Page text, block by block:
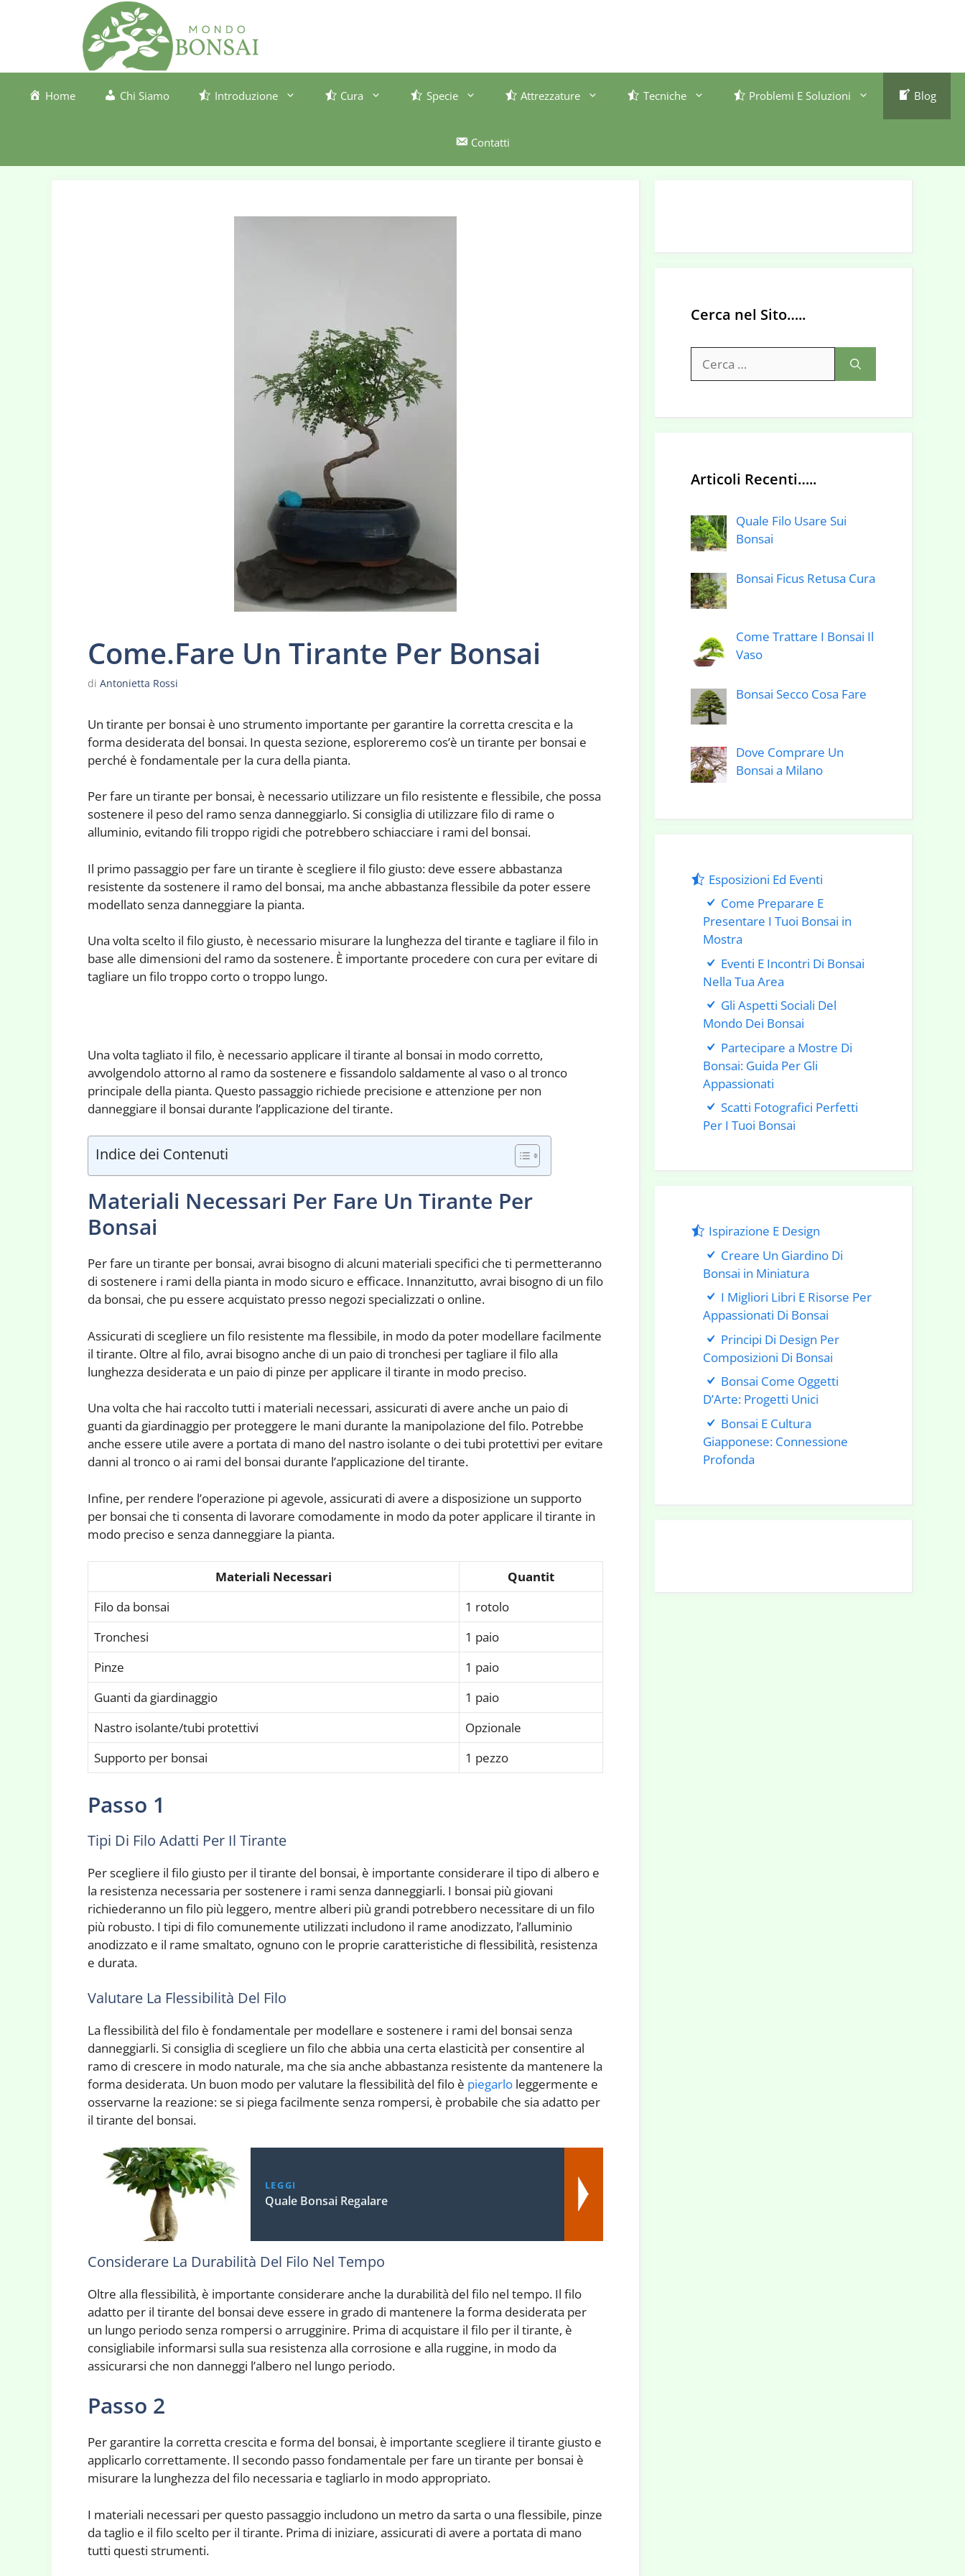
Home Chi Siamo Introduzione Cura Specie Attrezzature Tecniche Problemi E Soluzioni Blog
Contatti
Come.Fare Un Tirante Per Bonsai
di Antonietta Rossi
Un tirante per bonsai è uno strumento importante per garantire la corretta crescita e la
forma desiderata del bonsai. In questa sezione, esploreremo cos’è un tirante per bonsai e
perché è fondamentale per la cura della pianta.
Per fare un tirante per bonsai, è necessario utilizzare un filo resistente e flessibile, che possa
sostenere il peso del ramo senza danneggiarlo. Si consiglia di utilizzare filo di rame o
alluminio, evitando fili troppo rigidi che potrebbero schiacciare i rami del bonsai.
Il primo passaggio per fare un tirante è scegliere il filo giusto: deve essere abbastanza
resistente da sostenere il ramo del bonsai, ma anche abbastanza flessibile da poter essere
modellato senza danneggiare la pianta.
Una volta scelto il filo giusto, è necessario misurare la lunghezza del tirante e tagliare il filo in
base alle dimensioni del ramo da sostenere. È importante procedere con cura per evitare di
tagliare un filo troppo corto o troppo lungo.
Una volta tagliato il filo, è necessario applicare il tirante al bonsai in modo corretto,
avvolgendolo attorno al ramo da sostenere e fissandolo saldamente al vaso o al tronco
principale della pianta. Questo passaggio richiede precisione e attenzione per non
danneggiare il bonsai durante l’applicazione del tirante.
Indice dei Contenuti
Materiali Necessari Per Fare Un Tirante Per
Bonsai
Per fare un tirante per bonsai, avrai bisogno di alcuni materiali specifici che ti permetteranno
di sostenere i rami della pianta in modo sicuro e efficace. Innanzitutto, avrai bisogno di un filo
da bonsai, che pu essere acquistato presso negozi specializzati o online.
Assicurati di scegliere un filo resistente ma flessibile, in modo da poter modellare facilmente
il tirante. Oltre al filo, avrai bisogno anche di un paio di tronchesi per tagliare il filo alla
lunghezza desiderata e un paio di pinze per applicare il tirante in modo preciso.
Una volta che hai raccolto tutti i materiali necessari, assicurati di avere anche un paio di
guanti da giardinaggio per proteggere le mani durante la manipolazione del filo. Potrebbe
anche essere utile avere a portata di mano del nastro isolante o dei tubi protettivi per evitare
danni al tronco o ai rami del bonsai durante l’applicazione del tirante.
Infine, per rendere l’operazione pi agevole, assicurati di avere a disposizione un supporto
per bonsai che ti consenta di lavorare comodamente in modo da poter applicare il tirante in
modo preciso e senza danneggiare la pianta.
Materiali Necessari
Quantit
Filo da bonsai
1 rotolo
Tronchesi
1 paio
Pinze
1 paio
Guanti da giardinaggio
1 paio
Nastro isolante/tubi protettivi
Opzionale
Supporto per bonsai
1 pezzo
Passo 1
Tipi Di Filo Adatti Per Il Tirante
Per scegliere il filo giusto per il tirante del bonsai, è importante considerare il tipo di albero e
la resistenza necessaria per sostenere i rami senza danneggiarli. I bonsai più giovani
richiederanno un filo più leggero, mentre alberi più grandi potrebbero necessitare di un filo
più robusto. I tipi di filo comunemente utilizzati includono il rame anodizzato, l’alluminio
anodizzato e il rame smaltato, ognuno con le proprie caratteristiche di flessibilità, resistenza
e durata.
Valutare La Flessibilità Del Filo
La flessibilità del filo è fondamentale per modellare e sostenere i rami del bonsai senza
danneggiarli. Si consiglia di scegliere un filo che abbia una certa elasticità per consentire al
ramo di crescere in modo naturale, ma che sia anche abbastanza resistente da mantenere la
forma desiderata. Un buon modo per valutare la flessibilità del filo è piegarlo leggermente e
osservarne la reazione: se si piega facilmente senza rompersi, è probabile che sia adatto per
il tirante del bonsai.
LEGGI
Quale Bonsai Regalare
Considerare La Durabilità Del Filo Nel Tempo
Oltre alla flessibilità, è importante considerare anche la durabilità del filo nel tempo. Il filo
adatto per il tirante del bonsai deve essere in grado di mantenere la forma desiderata per
un lungo periodo senza rompersi o arrugginire. Prima di acquistare il filo per il tirante, è
consigliabile informarsi sulla sua resistenza alla corrosione e alla ruggine, in modo da
assicurarsi che non danneggi l’albero nel lungo periodo.
Passo 2
Per garantire la corretta crescita e forma del bonsai, è importante scegliere il tirante giusto e
applicarlo correttamente. Il secondo passo fondamentale per fare un tirante per bonsai è
misurare la lunghezza del filo necessaria e tagliarlo in modo appropriato.
I materiali necessari per questo passaggio includono un metro da sarta o una flessibile, pinze
da taglio e il filo scelto per il tirante. Prima di iniziare, assicurati di avere a portata di mano
tutti questi strumenti.
Cerca nel Sito…..
per:
Articoli Recenti…..
Quale Filo Usare Sui
Bonsai
Bonsai Ficus Retusa Cura
Come Trattare I Bonsai Il
Vaso
Bonsai Secco Cosa Fare
Dove Comprare Un
Bonsai a Milano
Esposizioni Ed Eventi
Come Preparare E
Presentare I Tuoi Bonsai in
Mostra
Eventi E Incontri Di Bonsai
Nella Tua Area
Gli Aspetti Sociali Del
Mondo Dei Bonsai
Partecipare a Mostre Di
Bonsai: Guida Per Gli
Appassionati
Scatti Fotografici Perfetti
Per I Tuoi Bonsai
Ispirazione E Design
Creare Un Giardino Di
Bonsai in Miniatura
I Migliori Libri E Risorse Per
Appassionati Di Bonsai
Principi Di Design Per
Composizioni Di Bonsai
Bonsai Come Oggetti
D’Arte: Progetti Unici
Bonsai E Cultura
Giapponese: Connessione
Profonda